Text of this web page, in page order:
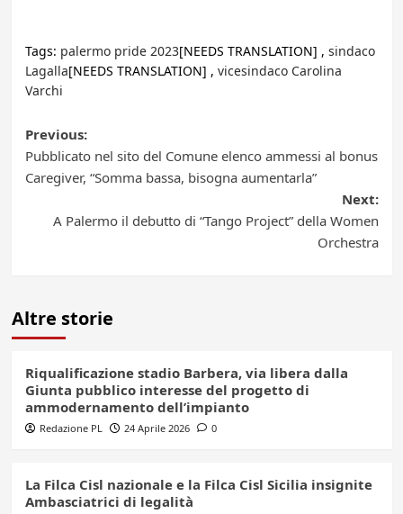
Tags: palermo pride 2023[NEEDS TRANSLATION] , sindaco
Lagalla[NEEDS TRANSLATION] , vicesindaco Carolina
Varchi
Post
navigation
Previous:
Pubblicato nel sito del Comune elenco ammessi al bonus
Caregiver, “Somma bassa, bisogna aumentarla”
Next:
A Palermo il debutto di “Tango Project” della Women
Orchestra
Altre storie
Riqualificazione stadio Barbera, via libera dalla
Giunta pubblico interesse del progetto di
ammodernamento dell’impianto
Redazione PL 24 Aprile 2026 0
La Filca Cisl nazionale e la Filca Cisl Sicilia insignite
Ambasciatrici di legalità